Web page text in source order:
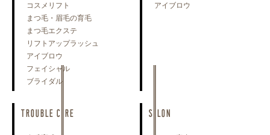
コスメリフト
まつ毛・眉毛の育毛
まつ毛エクステ
リフトアップラッシュ
アイブロウ
フェイシャル
ブライダル
アイブロウ
TROUBLE CARE SALON